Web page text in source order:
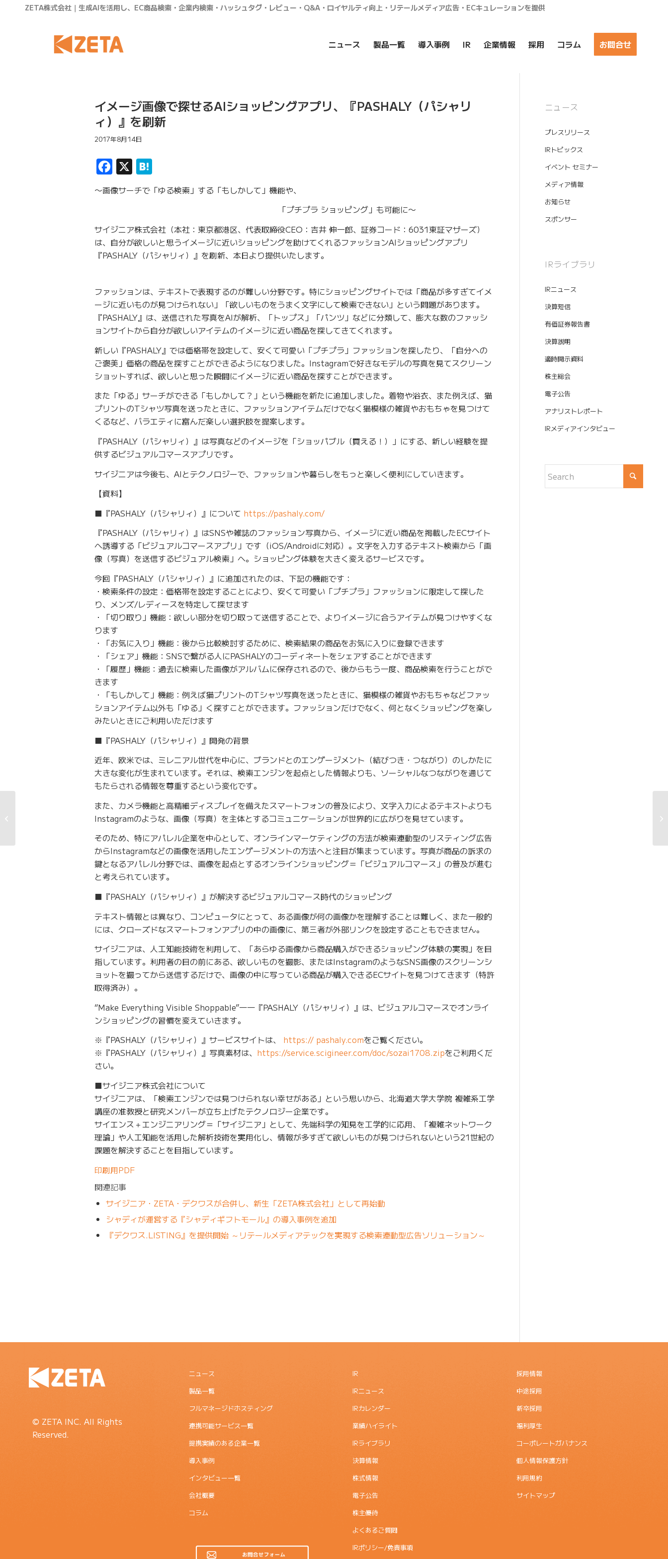
ZETA株式会社｜生成AIを活用し、EC商品検索・企業内検索・ハッシュタグ・レビュー・Q&A・ロイヤルティ向上・リテールメディア広告・ECキュレーションを提供
ニュース 製品一覧 導入事例 IR 企業情報 採用 コラム お問合せ
イメージ画像で探せるAIショッピングアプリ、『PASHALY（パシャリ
ィ）』を刷新
2017年8月14日
Facebook
X
〜画像サーチで「ゆる検索」する「もしかして」機能や、
「プチプラ ショッピング」も可能に〜
サイジニア株式会社（本社：東京都港区、代表取締役CEO：吉井 伸一郎、証券コード：6031東証マザーズ）
は、自分が欲しいと思うイメージに近いショッピングを助けてくれるファッションAIショッピングアプリ
『PASHALY（パシャリィ）』を刷新、本日より提供いたします。
ファッションは、テキストで表現するのが難しい分野です。特にショッピングサイトでは「商品が多すぎてイメ
ージに近いものが見つけられない」「欲しいものをうまく文字にして検索できない」という問題があります。
『PASHALY』は、送信された写真をAIが解析、「トップス」「パンツ」などに分類して、膨大な数のファッシ
ョンサイトから自分が欲しいアイテムのイメージに近い商品を探してきてくれます。
新しい『PASHALY』では価格帯を設定して、安くて可愛い「プチプラ」ファッションを探したり、「自分への
ご褒美」価格の商品を探すことができるようになりました。Instagramで好きなモデルの写真を見てスクリーン
ショットすれば、欲しいと思った瞬間にイメージに近い商品を探すことができます。
また「ゆる」サーチができる「もしかして？」という機能を新たに追加しました。着物や浴衣、また例えば、猫
プリントのTシャツ写真を送ったときに、ファッションアイテムだけでなく猫模様の雑貨やおもちゃを見つけて
くるなど、バラエティに富んだ楽しい選択肢を提案します。
『PASHALY（パシャリィ）』は写真などのイメージを「ショッパブル（買える！）」にする、新しい経験を提
供するビジュアルコマースアプリです。
サイジニアは今後も、AIとテクノロジーで、ファッションや暮らしをもっと楽しく便利にしていきます。
【資料】
■『PASHALY（パシャリィ）』について https://pashaly.com/
『PASHALY（パシャリィ）』はSNSや雑誌のファッション写真から、イメージに近い商品を掲載したECサイト
へ誘導する「ビジュアルコマースアプリ」です（iOS/Androidに対応）。文字を入力するテキスト検索から「画
像（写真）を送信するビジュアル検索」へ。ショッピング体験を大きく変えるサービスです。
今回『PASHALY（パシャリィ）』に追加されたのは、下記の機能です：
・検索条件の設定：価格帯を設定することにより、安くて可愛い「プチプラ」ファッションに限定して探した
り、メンズ/レディースを特定して探せます
・「切り取り」機能：欲しい部分を切り取って送信することで、よりイメージに合うアイテムが見つけやすくな
ります
・「お気に入り」機能：後から比較検討するために、検索結果の商品をお気に入りに登録できます
・「シェア」機能：SNSで繋がる人にPASHALYのコーディネートをシェアすることができます
・「履歴」機能：過去に検索した画像がアルバムに保存されるので、後からもう一度、商品検索を行うことがで
きます
・「もしかして」機能：例えば猫プリントのTシャツ写真を送ったときに、猫模様の雑貨やおもちゃなどファッ
ションアイテム以外も「ゆる」く探すことができます。ファッションだけでなく、何となくショッピングを楽し
みたいときにご利用いただけます
■『PASHALY（パシャリィ）』開発の背景
近年、欧米では、ミレニアル世代を中心に、ブランドとのエンゲージメント（結びつき・つながり）のしかたに
大きな変化が生まれています。それは、検索エンジンを起点とした情報よりも、ソーシャルなつながりを通じて
もたらされる情報を尊重するという変化です。
また、カメラ機能と高精細ディスプレイを備えたスマートフォンの普及により、文字入力によるテキストよりも
Instagramのような、画像（写真）を主体とするコミュニケーションが世界的に広がりを見せています。
そのため、特にアパレル企業を中心として、オンラインマーケティングの方法が検索連動型のリスティング広告
からInstagramなどの画像を活用したエンゲージメントの方法へと注目が集まっています。写真が商品の訴求の
鍵となるアパレル分野では、画像を起点とするオンラインショッピング＝「ビジュアルコマース」の普及が進む
と考えられています。
■『PASHALY（パシャリィ）』が解決するビジュアルコマース時代のショッピング
テキスト情報とは異なり、コンピュータにとって、ある画像が何の画像かを理解することは難しく、また一般的
には、クローズドなスマートフォンアプリの中の画像に、第三者が外部リンクを設定することもできません。
サイジニアは、人工知能技術を利用して、「あらゆる画像から商品購入ができるショッピング体験の実現」を目
指しています。利用者の目の前にある、欲しいものを撮影、またはInstagramのようなSNS画像のスクリーンシ
ョットを撮ってから送信するだけで、画像の中に写っている商品が購入できるECサイトを見つけてきます（特許
取得済み）。
“Make Everything Visible Shoppable”――『PASHALY（パシャリィ）』は、ビジュアルコマースでオンライ
ンショッピングの習慣を変えていきます。
※『PASHALY（パシャリィ）』サービスサイトは、 https:// pashaly.comをご覧ください。
※『PASHALY（パシャリィ）』写真素材は、 https://service.scigineer.com/doc/sozai1708.zipをご利用くだ
さい。
■サイジニア株式会社について
サイジニアは、「検索エンジンでは見つけられない幸せがある」という思いから、北海道大学大学院 複雑系工学
講座の准教授と研究メンバーが立ち上げたテクノロジー企業です。
サイエンス＋エンジニアリング＝「サイジニア」として、先端科学の知見を工学的に応用、「複雑ネットワーク
理論」や人工知能を活用した解析技術を実用化し、情報が多すぎて欲しいものが見つけられないという21世紀の
課題を解決することを目指しています。
印刷用PDF
関連記事
サイジニア・ZETA・デクワスが合併し、新生「ZETA株式会社」として再始動
シャディが運営する『シャディギフトモール』の導入事例を追加
『デクワス.LISTING』を提供開始 ～リテールメディアテックを実現する検索連動型広告ソリューション～
ニュース
プレスリリース
IRトピックス
イベント セミナー
メディア情報
お知らせ
スポンサー
IRライブラリ
IRニュース
決算短信
有価証券報告書
決算説明
適時開示資料
株主総会
電子公告
アナリストレポート
IRメディアインタビュー
© ZETA INC. All Rights
Reserved.
ニュース
製品一覧
フルマネージドホスティング
連携可能サービス一覧
提携実績のある企業一覧
導入事例
インタビュー一覧
会社概要
コラム
IR
IRニュース
IRカレンダー
業績ハイライト
IRライブラリ
決算情報
株式情報
電子公告
株主優待
よくあるご質問
IRポリシー/免責事項
採用情報
中途採用
新卒採用
福利厚生
コーポレートガバナンス
個人情報保護方針
利用規約
サイトマップ